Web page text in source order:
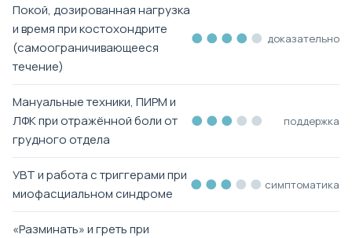
Покой, дозированная нагрузка
и время при костохондрите
(самоограничивающееся
течение)
●●●● ● доказательно
Мануальные техники, ПИРМ и
ЛФК при отражённой боли от
грудного отдела
●●● ●● поддержка
УВТ и работа с триггерами при
миофасциальном синдроме
●●● ●● симптоматика
«Разминать» и греть при